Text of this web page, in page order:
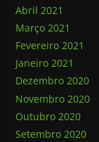
Abril 2021
Março 2021
Fevereiro 2021
Janeiro 2021
Dezembro 2020
Novembro 2020
Outubro 2020
Setembro 2020